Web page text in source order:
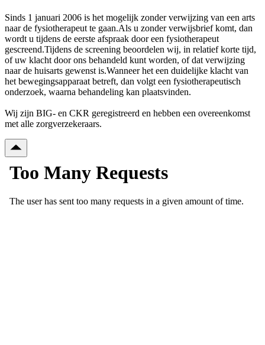
Sinds 1 januari 2006 is het mogelijk zonder verwijzing van een arts
naar de fysiotherapeut te gaan.Als u zonder verwijsbrief komt, dan
wordt u tijdens de eerste afspraak door een fysiotherapeut
gescreend.Tijdens de screening beoordelen wij, in relatief korte tijd,
of uw klacht door ons behandeld kunt worden, of dat verwijzing
naar de huisarts gewenst is.Wanneer het een duidelijke klacht van
het bewegingsapparaat betreft, dan volgt een fysiotherapeutisch
onderzoek, waarna behandeling kan plaatsvinden.
Wij zijn BIG- en CKR geregistreerd en hebben een overeenkomst
met alle zorgverzekeraars.